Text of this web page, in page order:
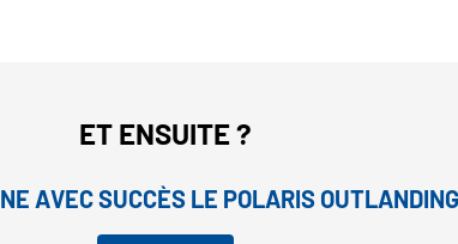
ET ENSUITE ?
AVEC SUCCÈS LE POLARIS